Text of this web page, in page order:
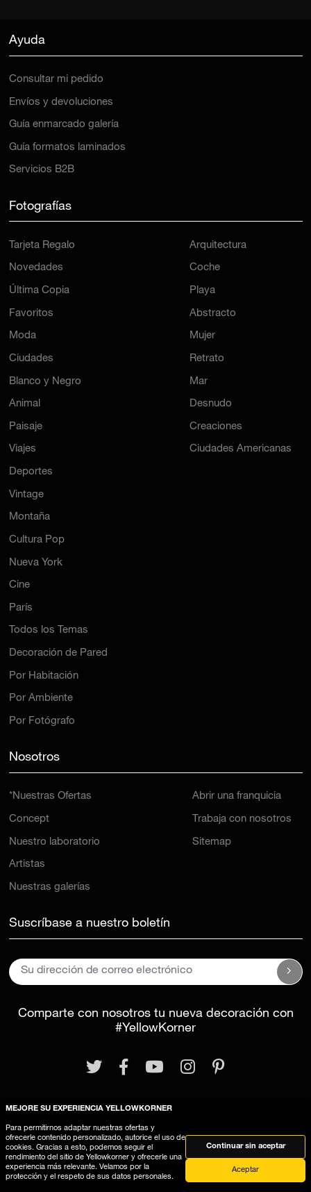
Ayuda
Consultar mi pedido
Envíos y devoluciones
Guía enmarcado galería
Guía formatos laminados
Servicios B2B
Fotografías
Tarjeta Regalo
Novedades
Última Copia
Favoritos
Moda
Ciudades
Blanco y Negro
Animal
Paisaje
Viajes
Deportes
Arquitectura
Coche
Playa
Abstracto
Mujer
Retrato
Mar
Desnudo
Creaciones
Ciudades Americanas
Vintage
Montaña
Cultura Pop
Nueva York
Cine
París
Todos los Temas
Decoración de Pared
Por Habitación
Por Ambiente
Por Fotógrafo
Nosotros
*Nuestras Ofertas
Concept
Nuestro laboratorio
Artistas
Nuestras galerías
Abrir una franquicia
Trabaja con nosotros
Sitemap
Suscríbase a nuestro boletín
Comparte con nosotros tu nueva decoración con
#YellowKorner
Aviso legalTérminos y Condiciones Generales
Este sitio web utiliza cookies
MEJORE SU EXPERIENCIA YELLOWKORNER
Para permitirnos adaptar nuestras ofertas y
ofrecerle contenido personalizado, autorice el uso de
cookies. Gracias a esto, podemos seguir el
rendimiento del sitio de Yellowkorner y ofrecerle una
experiencia más relevante. Velamos por la
protección y el respeto de sus datos personales.
Continuar sin aceptar
Aceptar